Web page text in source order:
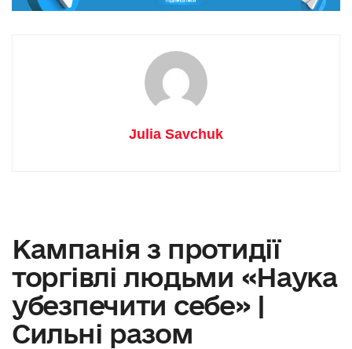
Julia Savchuk
Кампанія з протидії
торгівлі людьми «Наука
убезпечити себе» |
Сильні разом